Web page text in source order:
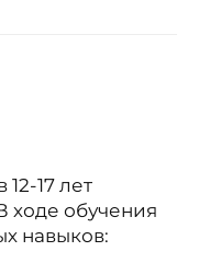
17 лет
ходе обучения
навыков: